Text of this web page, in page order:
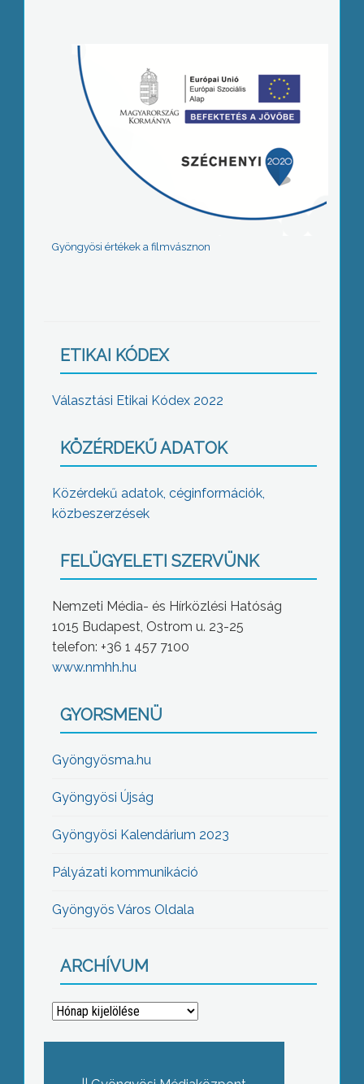
Gyöngyösi értékek a filmvásznon
ETIKAI KÓDEX
Választási Etikai Kódex 2022
KÖZÉRDEKŰ ADATOK
Közérdekű adatok, céginformációk,
közbeszerzések
FELÜGYELETI SZERVÜNK
Nemzeti Média- és Hírközlési Hatóság
1015 Budapest, Ostrom u. 23-25
telefon: +36 1 457 7100
www.nmhh.hu
GYORSMENÜ
Gyöngyösma.hu
Gyöngyösi Újság
Gyöngyösi Kalendárium 2023
Pályázati kommunikáció
Gyöngyös Város Oldala
ARCHÍVUM
Archívum